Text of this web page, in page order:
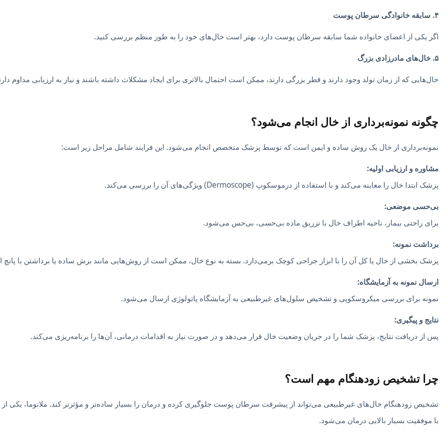
۴. سابقه خانوادگی سرطان پوست
اگر یکی از اعضای خانواده شما سابقه سرطان پوست دارد، بهتر است خال‌های خود را به طور منظم بررسی کنید.
۵. خال‌های مادرزادی بزرگ
خال‌هایی که از زمان تولد وجود دارند و قطر بزرگی دارند، ممکن است احتمال بالاتری برای ایجاد مشکلات داشته باشند و نیاز به ارزیابی مداوم
چگونه نمونه‌برداری از خال انجام می‌شود؟
نمونه‌برداری از خال یک روش ساده و ایمن است که توسط پزشک متخصص انجام می‌شود. این فرایند شامل مراحل زیر است:
مشاوره و ارزیابی اولیه:
پزشک ابتدا خال را معاینه می‌کند و با استفاده از درموسکوپ (Dermoscope) ویژگی‌های آن را بررسی می‌کند.
بی‌حسی موضعی:
برای راحتی بیمار، ناحیه اطراف خال با تزریق ماده بی‌حسی، بی‌حس می‌شود.
برداشت نمونه:
پزشک بخشی از خال یا کل آن را با ابزار جراحی کوچک برمی‌دارد. بسته به نوع خال، ممکن است از روش‌هایی مانند برش ساده یا برداشتن با پانچ
ارسال نمونه به آزمایشگاه:
نمونه برای بررسی میکروسکوپی و تشخیص سلول‌های غیرطبیعی به آزمایشگاه پاتولوژی ارسال می‌شود.
نتایج و پیگیری:
پس از دریافت نتایج، پزشک شما را در جریان وضعیت خال قرار می‌دهد و در صورت نیاز به اقدامات درمانی، آن‌ها را برنامه‌ریزی می‌کند.
چرا تشخیص زودهنگام مهم است؟
تشخیص زودهنگام خال‌های غیرطبیعی می‌تواند از پیشرفت سرطان پوست جلوگیری کرده و درمان را بسیار ساده‌تر و مؤثرتر کند. ملانوما، یکی
با موفقیت بسیار بالایی درمان می‌شود.